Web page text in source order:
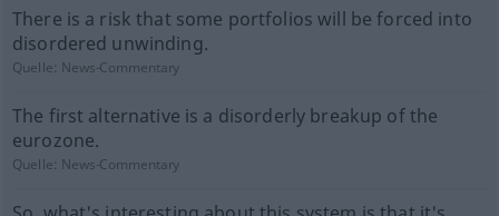
There is a risk that some portfolios will be forced into
disordered unwinding.
Quelle: News-Commentary
The first alternative is a disorderly breakup of the
eurozone.
Quelle: News-Commentary